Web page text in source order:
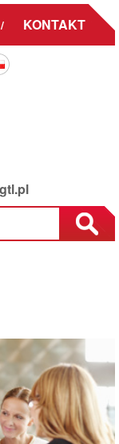
/ KONTAKT